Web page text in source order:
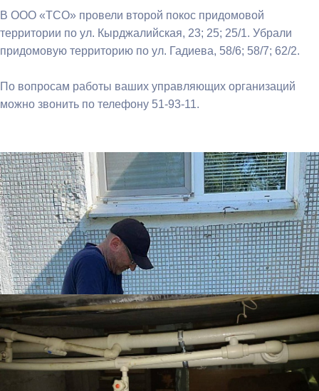
В ООО «ТСО» провели второй покос придомовой
территории по ул. Кырджалийская, 23; 25; 25/1. Убрали
придомовую территорию по ул. Гадиева, 58/6; 58/7; 62/2.
По вопросам работы ваших управляющих организаций
можно звонить по телефону 51-93-11.